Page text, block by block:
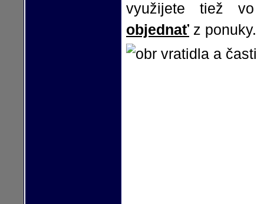
využijete tiež
objednať z ponuky.